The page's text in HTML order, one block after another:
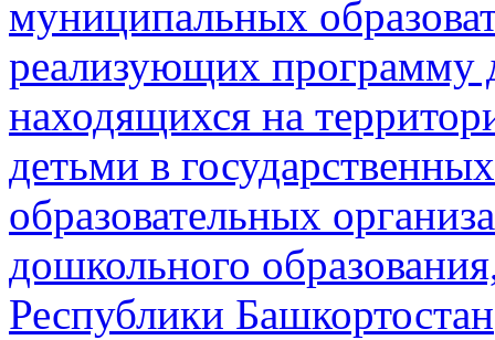
муниципальных
реализующих программу
находящихся на
детьми в
образовательных
дошкольного
Республики Башкортостан